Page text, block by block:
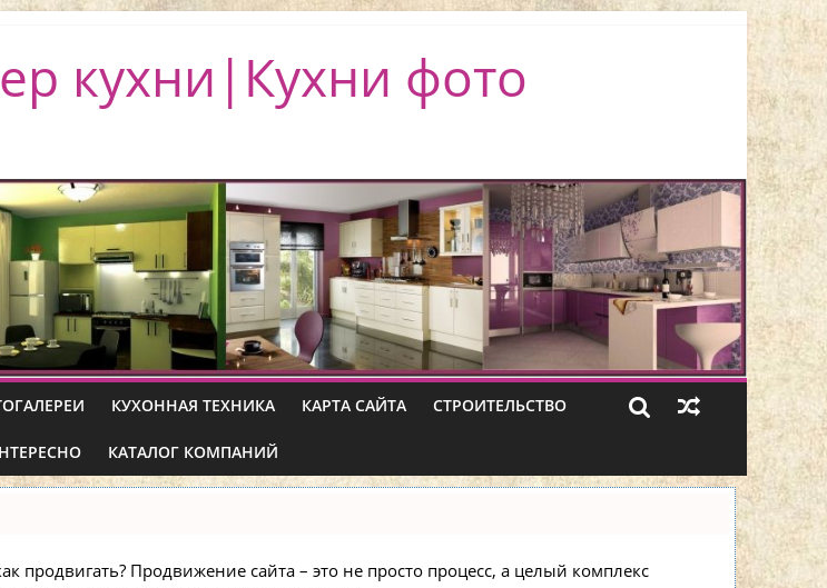
кухни|Кухни фото
КУХОННАЯ ТЕХНИКА КАРТА САЙТА СТРОИТЕЛЬСТВО
КАТАЛОГ КОМПАНИЙ
продвигать? Продвижение сайта – это не просто процесс, а целый комплекс